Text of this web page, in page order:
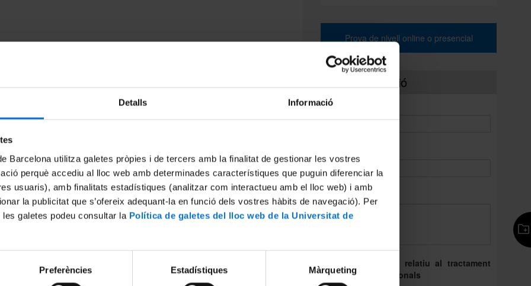
Detalls Informació
Barcelona utilitza galetes pròpies i de tercers amb la finalitat de gestionar les vostres
perquè accediu al lloc web amb determinades característiques que puguin diferenciar la
usuaris), amb finalitats estadístiques (analitzar com interactueu amb el lloc web) i amb
la publicitat que s’ofereix adequant-la en funció dels vostres hàbits de navegació). Per
galetes podeu consultar la Política de galetes del lloc web de la Universitat de
Preferències Estadístiques Màrqueting
zero 1
20h.
Des de: 270,00€
20h.
Des de: 270,00€
1
20h.
Des de: 270,00€
Anglès
Des de: 270,00€
Anglès
Anglès
Des de: 270,00€
Prova de nivell online o presencial
Més informació
Nom:
Consulta: *
Dret d’informació relatiu al tractament
de les dades personals